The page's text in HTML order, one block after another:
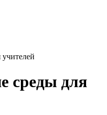
среды для